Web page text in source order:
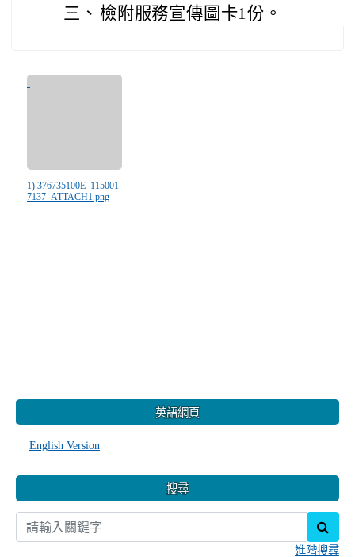
三、 檢附服務宣傳圖卡1份。
1) 376735100E_115001
7137_ATTACH1.png
英語網頁
English Version
搜尋
進階搜尋